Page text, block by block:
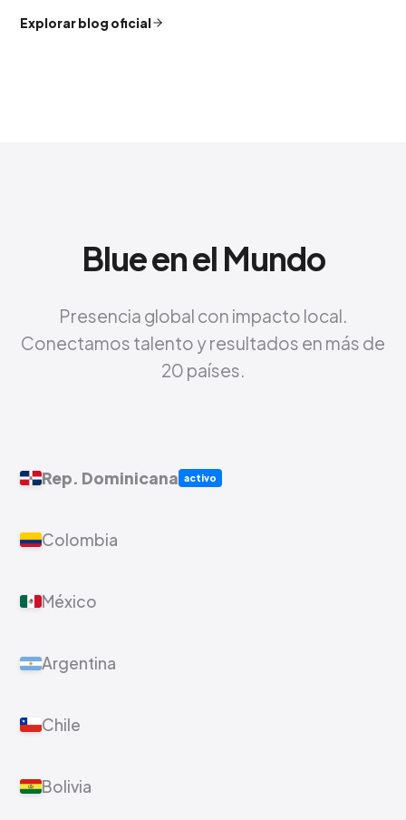
Explorar blog oficial
Blue en el Mundo
Presencia global con impacto local.
Conectamos talento y resultados en más de
20 países.
Rep. Dominicana activo
Colombia
México
Argentina
Chile
Bolivia